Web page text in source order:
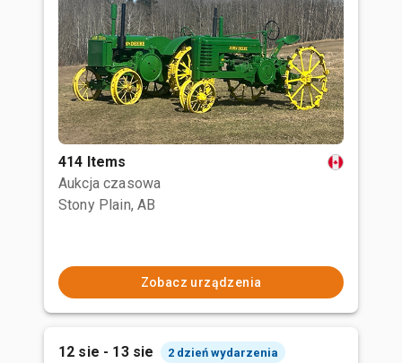
414 Items
Aukcja czasowa
Stony Plain, AB
Zobacz urządzenia
12 sie - 13 sie 2 dzień wydarzenia